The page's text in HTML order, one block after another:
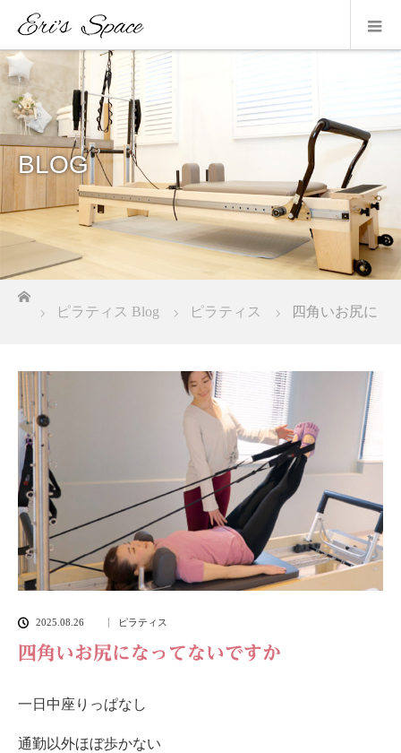
BLOG
ホーム
ピラティス Blog
ピラティス 四角いお尻に
2025.08.26 ピラティス
四角いお尻になってないですか
一日中座りっぱなし
通勤以外ほぼ歩かない